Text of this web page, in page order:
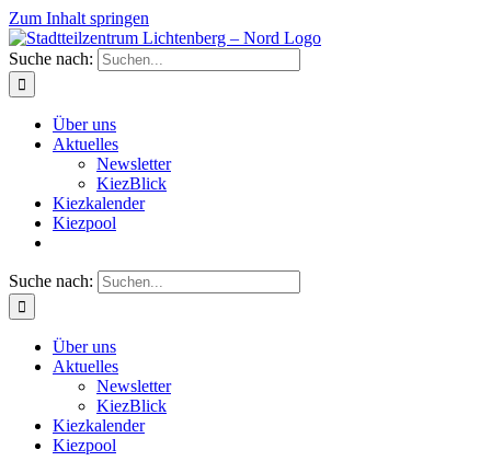
Zum Inhalt springen
Suche nach:
Über uns
Aktuelles
Newsletter
KiezBlick
Kiezkalender
Kiezpool
Suche nach:
Über uns
Aktuelles
Newsletter
KiezBlick
Kiezkalender
Kiezpool